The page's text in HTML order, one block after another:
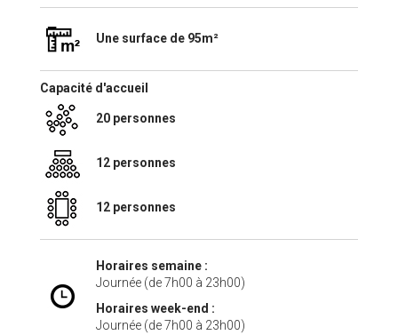
Une surface de 95m²
Capacité d'accueil
20 personnes
12 personnes
12 personnes
Horaires semaine :
Journée (de 7h00 à 23h00)
Horaires week-end :
Journée (de 7h00 à 23h00)